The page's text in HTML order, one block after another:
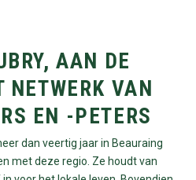
AAN DE
NETWERK VAN
EN -PETERS
dan veertig jaar in Beauraing
met deze regio. Ze houdt van